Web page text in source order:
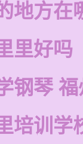
地方在
里好吗
钢琴
培训学